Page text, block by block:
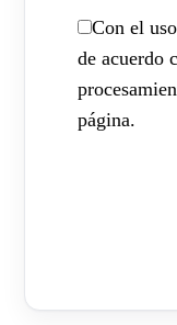
Con el
de acuerdo
página.